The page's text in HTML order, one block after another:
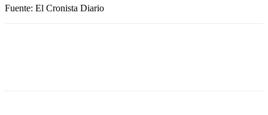
Fuente: El Cronista Diario